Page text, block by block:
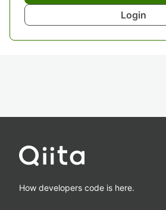
Login
How developers code is here.